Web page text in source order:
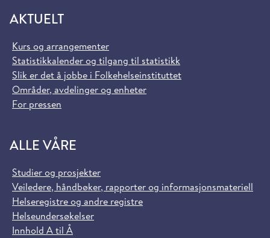
AKTUELT
Kurs og arrangementer
Statistikkalender og tilgang til statistikk
Slik er det å jobbe i Folkehelseinstituttet
Områder, avdelinger og enheter
For pressen
ALLE VÅRE
Studier og prosjekter
Veiledere, håndbøker, rapporter og informasjonsmateriell
Helseregistre og andre registre
Helseundersøkelser
Innhold A til Å